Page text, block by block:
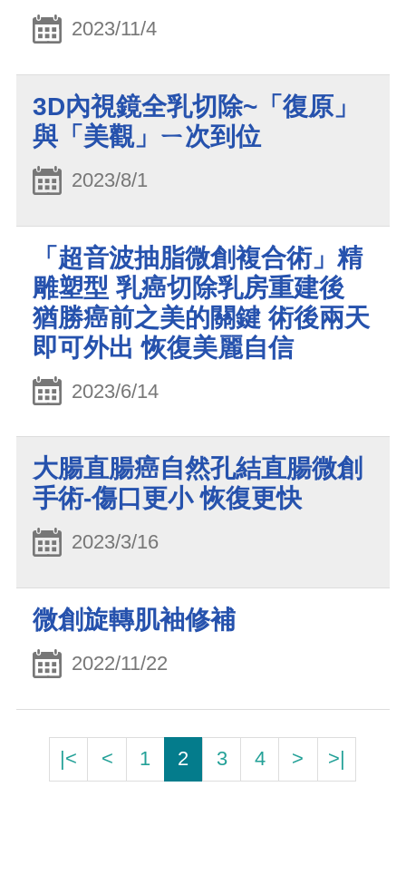
2023/11/4
3D內視鏡全乳切除~「復原」
與「美觀」ㄧ次到位
2023/8/1
「超音波抽脂微創複合術」精
雕塑型 乳癌切除乳房重建後
猶勝癌前之美的關鍵 術後兩天
即可外出 恢復美麗自信
2023/6/14
大腸直腸癌自然孔結直腸微創
手術-傷口更小 恢復更快
2023/3/16
微創旋轉肌袖修補
2022/11/22
|< < 1 2 3 4 > >|